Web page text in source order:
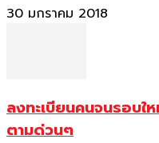
30 มกราคม 2018
ลงทะเบียนคนจนรอบใ
ตามด่วนๆ